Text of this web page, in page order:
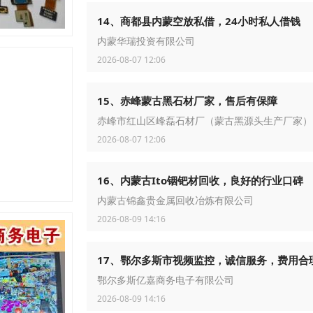
14、商都县内蒙空放私借，24小时私人借钱
内蒙华瑞投资有限公司
2026-08-07 12:06
15、赤峰蒙古黑石材厂家，售后有保障
赤峰市红山区峰磊石材厂（蒙古黑源头生产厂家）
2026-08-07 12:06
16、内蒙古Ito铟钯材回收，良好的行业口碑
内蒙古锦鑫贵金属回收冶炼有限公司
2026-08-09 14:16
17、鄂尔多斯市视频监控，诚信服务，费用合
鄂尔多斯亿嘉商务电子有限公司
2026-08-09 14:16